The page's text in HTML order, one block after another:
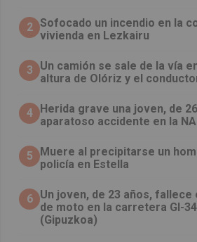
2 Sofocado un incendio en la
vivienda en Lezkairu
3
Un camión se sale de la vía
altura de Olóriz y el
4 Herida grave una joven, de
aparatoso accidente en la
5
Muere al precipitarse un
policía en Estella
6 Un joven, de 23 años, fallece
de moto en la carretera GI-
(Gipuzkoa)